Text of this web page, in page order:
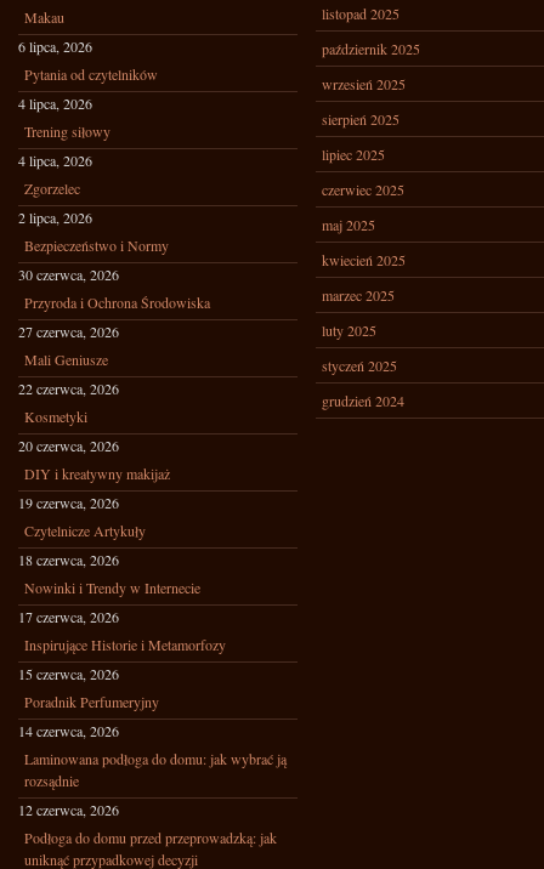
Makau
6 lipca, 2026
Pytania od czytelników
4 lipca, 2026
Trening siłowy
4 lipca, 2026
Zgorzelec
2 lipca, 2026
Bezpieczeństwo i Normy
30 czerwca, 2026
Przyroda i Ochrona Środowiska
27 czerwca, 2026
Mali Geniusze
22 czerwca, 2026
Kosmetyki
20 czerwca, 2026
DIY i kreatywny makijaż
19 czerwca, 2026
Czytelnicze Artykuły
18 czerwca, 2026
Nowinki i Trendy w Internecie
17 czerwca, 2026
Inspirujące Historie i Metamorfozy
15 czerwca, 2026
Poradnik Perfumeryjny
14 czerwca, 2026
Laminowana podłoga do domu: jak wybrać ją
rozsądnie
12 czerwca, 2026
Podłoga do domu przed przeprowadzką: jak
uniknąć przypadkowej decyzji
listopad 2025
październik 2025
wrzesień 2025
sierpień 2025
lipiec 2025
czerwiec 2025
maj 2025
kwiecień 2025
marzec 2025
luty 2025
styczeń 2025
grudzień 2024